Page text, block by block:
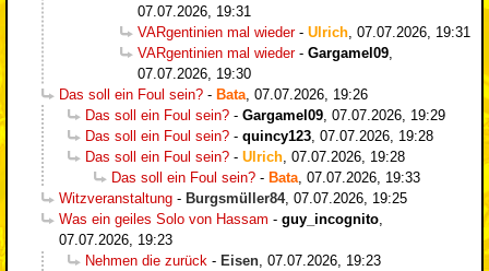
07.07.2026, 19:31
VARgentinien mal wieder- Ulrich 07.07.2026, 19:31
VARgentinien mal wieder- Gargamel09
07.07.2026, 19:30
Das soll ein Foul sein? - Bata 07.07.2026, 19:26
Das soll ein Foul sein? - Gargamel09 07.07.2026, 19:29
Das soll ein Foul sein? - quincy123 07.07.2026, 19:28
Das soll ein Foul sein? - Ulrich 07.07.2026, 19:28
Das soll ein Foul sein? - Bata 07.07.2026, 19:33
Witzveranstaltung - Burgsmüller84, 07.07.2026, 19:25
Was ein geiles Solo von Hassam - guy_incognito
07.07.2026, 19:23
Nehmen die zurück - Eisen 07.07.2026, 19:23